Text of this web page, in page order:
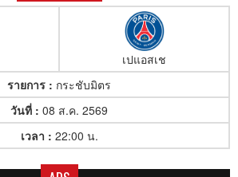
เปแอสเช
รายการ : กระชับมิตร
วันที่ : 08 ส.ค. 2569
เวลา : 22:00 น.